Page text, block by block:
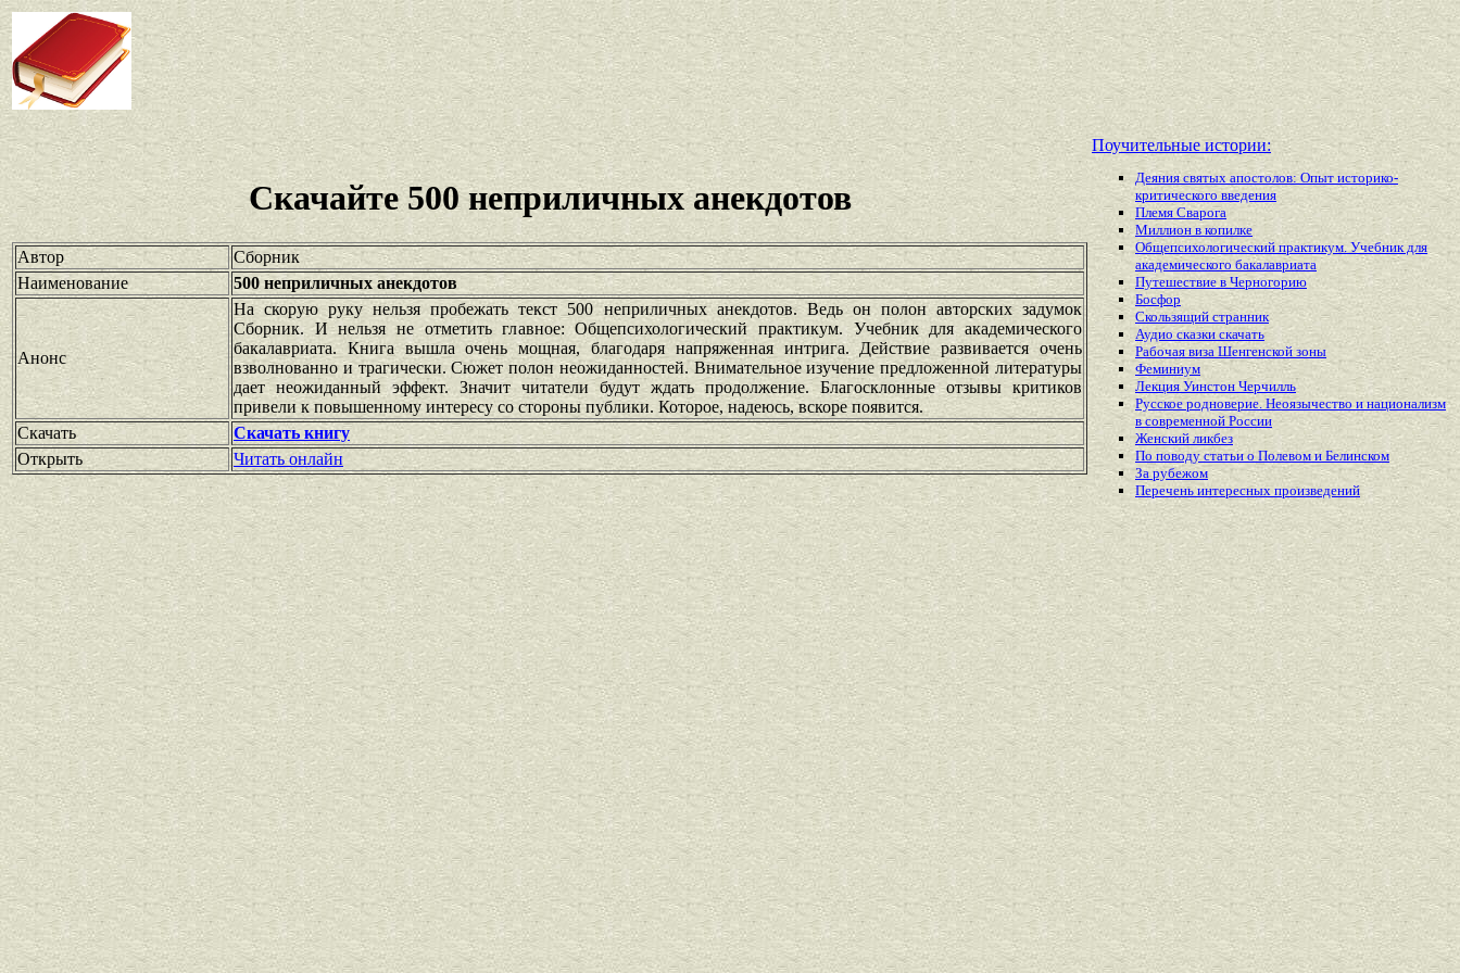
Скачайте 500 неприличных анекдотов
Автор
Сборник
Наименование
500 неприличных анекдотов
Анонс
На скорую руку нельзя пробежать текст 500 неприличных анекдотов. Ведь он полон авторских задумок
Сборник. И нельзя не отметить главное: Общепсихологический практикум. Учебник для академического
бакалавриата. Книга вышла очень мощная, благодаря напряженная интрига. Действие развивается очень
взволнованно и трагически. Сюжет полон неожиданностей. Внимательное изучение предложенной литературы
дает неожиданный эффект. Значит читатели будут ждать продолжение. Благосклонные отзывы критиков
привели к повышенному интересу со стороны публики. Которое, надеюсь, вскоре появится.
Скачать
Скачать книгу
Открыть
Читать онлайн
Поучительные истории:
Деяния святых апостолов: Опыт историко-
критического введения
Племя Сварога
Миллион в копилке
Общепсихологический практикум. Учебник для
академического бакалавриата
Путешествие в Черногорию
Босфор
Скользящий странник
Аудио сказки скачать
Рабочая виза Шенгенской зоны
Феминиум
Лекция Уинстон Черчилль
Русское родноверие. Неоязычество и национализм
в современной России
Женский ликбез
По поводу статьи о Полевом и Белинском
За рубежом
Переченьинтересныхпроизведений